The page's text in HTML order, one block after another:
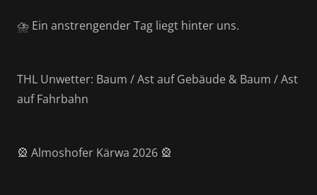
⛈️ Ein anstrengender Tag liegt hinter uns.
THL Unwetter: Baum / Ast auf Gebäude & Baum / Ast
auf Fahrbahn
🎡 Almoshofer Kärwa 2026 🎡